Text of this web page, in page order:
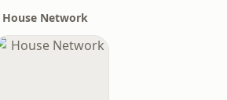
House Network